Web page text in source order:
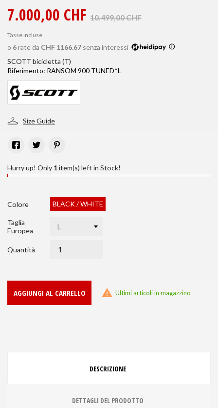
7.000,00 CHF 10.499,00 CHF
Tasse incluse
o 6rate da CHF 1166.67 senza interessi ⓘ
SCOTT bicicletta (T)
Riferimento: RANSOM 900 TUNED*L
Size Guide
Hurry up! Only 1item(s) left in Stock!
Colore BLACK / WHITE
Taglia
Europea
Quantità
AGGIUNGI AL CARRELLO  Ultimi articoli in magazzino
DESCRIZIONE
DETTAGLI DEL PRODOTTO